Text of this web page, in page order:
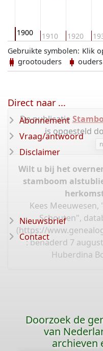
1900 1910 1920
Klik
Gebruikte symbolen:
grootouders
De publicatie
is opgesteld
Wilt u bij het
stamboom
Kees
Schouten",
(https://
: benaderd 7
Huberdina
Direct naar ...
Abonnement
Vraag/antwoord
Disclaimer
Nieuwsbrief
Contact
Doorzoek de
van
archieven